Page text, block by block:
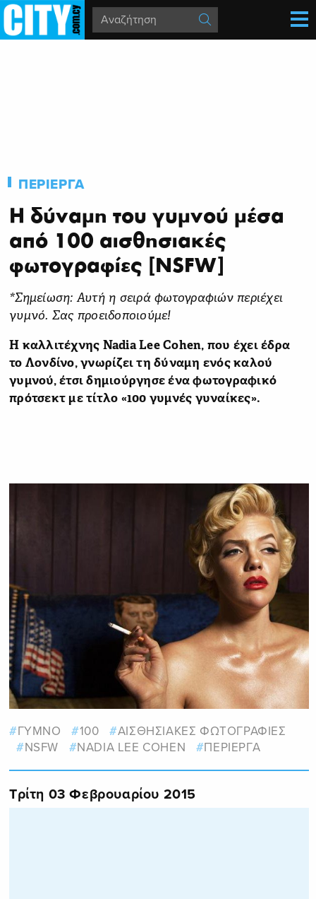
ΠΕΡΙΕΡΓΑ
Η δύναμη του γυμνού μέσα
από 100 αισθησιακές
φωτογραφίες [NSFW]
*Σημείωση: Αυτή η σειρά φωτογραφιών περιέχει
γυμνό. Σας προειδοποιούμε!
Η καλλιτέχνης Nadia Lee Cohen, που έχει έδρα
το Λονδίνο, γνωρίζει τη δύναμη ενός καλού
γυμνού, έτσι δημιούργησε ένα φωτογραφικό
πρότσεκτ με τίτλο «100 γυμνές γυναίκες».
ΓΥΜΝΟ 100
ΑΙΣΘΗΣΙΑΚΕΣ ΦΩΤΟΓΡΑΦΙΕΣ
NSFW
NADIA LEE COHEN ΠΕΡΙΕΡΓΑ
Τρίτη 03 Φεβρουαρίου 2015